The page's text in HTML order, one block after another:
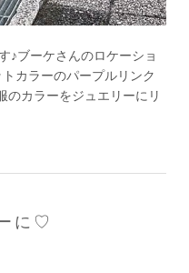
♪ブーケさんのロケーショ
カラーのパープルリンク
のカラーをジュエリーにリ
に♡